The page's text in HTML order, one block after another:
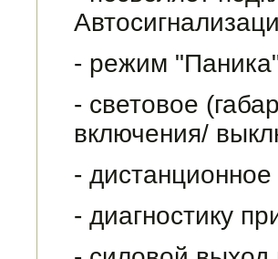
- режим
- световое
включения/
-
- диагностику